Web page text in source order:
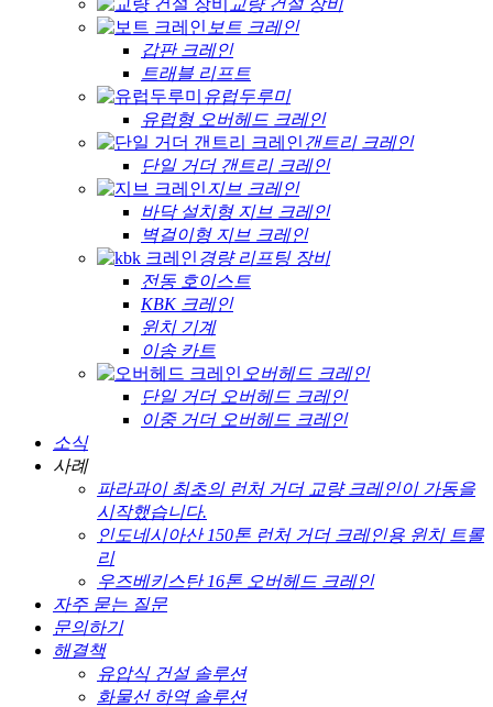
교량 건설 장비
보트 크레인
갑판 크레인
트래블 리프트
유럽두루미
유럽형 오버헤드 크레인
갠트리 크레인
단일 거더 갠트리 크레인
지브 크레인
바닥 설치형 지브 크레인
벽걸이형 지브 크레인
경량 리프팅 장비
전동 호이스트
KBK 크레인
윈치 기계
이송 카트
오버헤드 크레인
단일 거더 오버헤드 크레인
이중 거더 오버헤드 크레인
소식
사례
파라과이 최초의 런처 거더 교량 크레인이 가동을
시작했습니다.
인도네시아산 150톤 런처 거더 크레인용 윈치 트롤
리
우즈베키스탄 16톤 오버헤드 크레인
자주 묻는 질문
문의하기
해결책
유압식 건설 솔루션
화물선 하역 솔루션